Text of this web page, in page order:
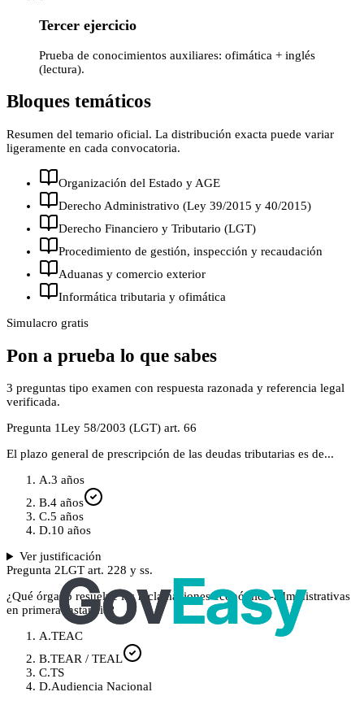
Tercer ejercicio
Prueba de conocimientos auxiliares: ofimática + inglés
(lectura).
Bloques temáticos
Resumen del temario oficial. La distribución exacta puede variar
ligeramente en cada convocatoria.
Organización del Estado y AGE
Derecho Administrativo (Ley 39/2015 y 40/2015)
Derecho Financiero y Tributario (LGT)
Procedimiento de gestión, inspección y recaudación
Aduanas y comercio exterior
Informática tributaria y ofimática
Simulacro gratis
Pon a prueba lo que sabes
3 preguntas tipo examen con respuesta razonada y referencia legal
verificada.
Pregunta 1Ley 58/2003 (LGT) art. 66
El plazo general de prescripción de las deudas tributarias es de...
A.3 años
B.4 años
C.5 años
D.10 años
Ver justificación
Pregunta 2LGT art. 228 y ss.
¿Qué órgano resuelve las reclamaciones económico-administrativas
en primera instancia?
A.TEAC
B.TEAR / TEAL
C.TS
D.Audiencia Nacional